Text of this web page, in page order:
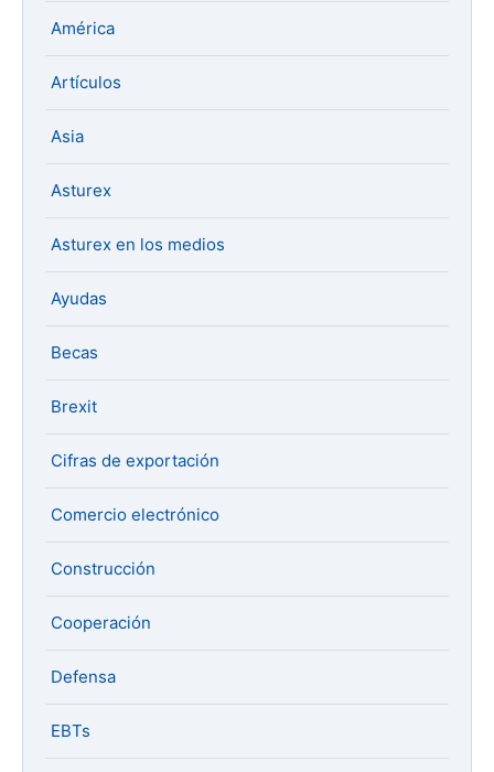
América
Artículos
Asia
Asturex
Asturex en los medios
Ayudas
Becas
Brexit
Cifras de exportación
Comercio electrónico
Construcción
Cooperación
Defensa
EBTs